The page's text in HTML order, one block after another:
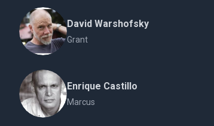
David Warshofsky
Grant
Enrique Castillo
Marcus